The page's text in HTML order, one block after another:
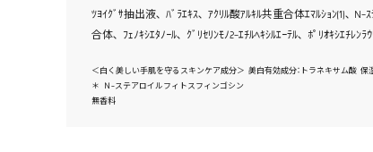
ﾂﾖｲｸﾞｻ抽出液､ ﾊﾞﾗｴｷｽ､ ｱｸﾘﾙ酸ｱﾙｷﾙ共重合体ｴﾏﾙｼｮﾝ(1)､ N-
合体､ ﾌｪﾉｷｼｴﾀﾉｰﾙ､ ｸﾞﾘｾﾘﾝﾓﾉ2-ｴﾁﾙﾍｷｼﾙｴｰﾃﾙ､ ﾎﾟﾘｵｷｼｴﾁﾚﾝﾗ
＜白く美しい手肌を守るスキンケア成分＞ 美白有効成分：トラネキサム酸 保
＊ Ｎ-ステアロイルフィトスフィンゴシン
無香料